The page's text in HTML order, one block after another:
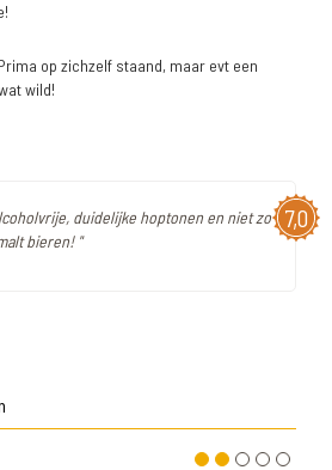
op zichzelf staand, maar evt een
wild!
7,0
duidelijke hoptonen en niet zo
bieren! "